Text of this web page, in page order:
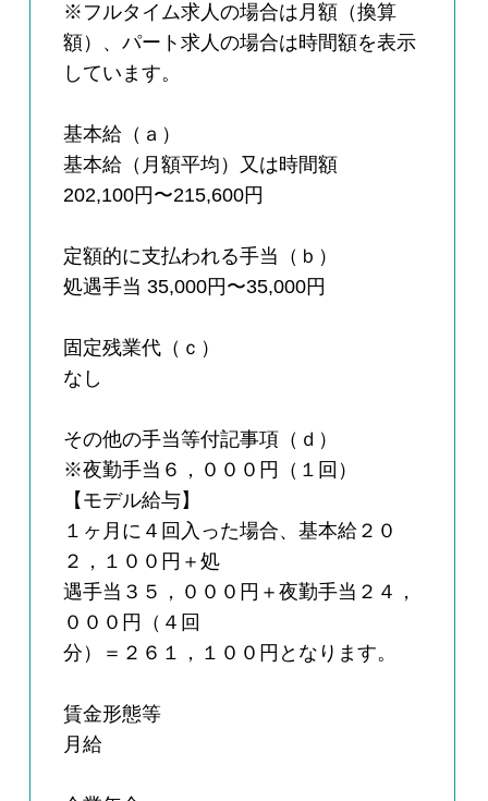
※フルタイム求人の場合は月額（換算
額）、パート求人の場合は時間額を表示
しています。
基本給（ａ）
基本給（月額平均）又は時間額
202,100円〜215,600円
定額的に支払われる手当（ｂ）
処遇手当 35,000円〜35,000円
固定残業代（ｃ）
なし
その他の手当等付記事項（ｄ）
※夜勤手当６，０００円（１回）
【モデル給与】
１ヶ月に４回入った場合、基本給２０
２，１００円＋処
遇手当３５，０００円＋夜勤手当２４，
０００円（４回
分）＝２６１，１００円となります。
賃金形態等
月給